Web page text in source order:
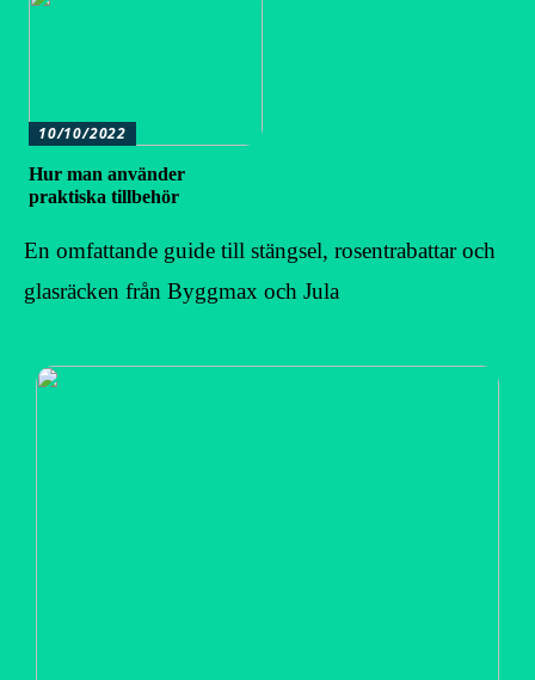
10/10/2022
Hur man använder
praktiska tillbehör
En omfattande guide till stängsel, rosentrabattar och
glasräcken från Byggmax och Jula